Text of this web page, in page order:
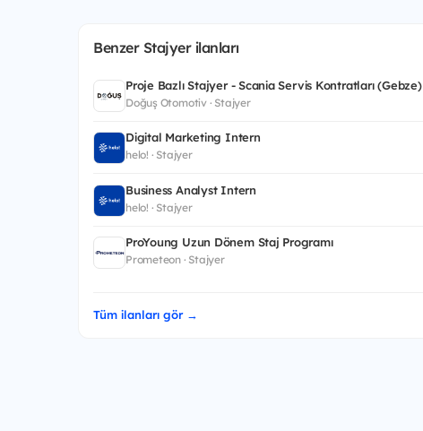
Benzer Stajyer ilanları
Proje Bazlı Stajyer - Scania Servis Kontratları (Gebze)
Doğuş Otomotiv · Stajyer
Digital Marketing Intern
helo! · Stajyer
Business Analyst Intern
helo! · Stajyer
ProYoung Uzun Dönem Staj Programı
Prometeon · Stajyer
Tüm ilanları gör →